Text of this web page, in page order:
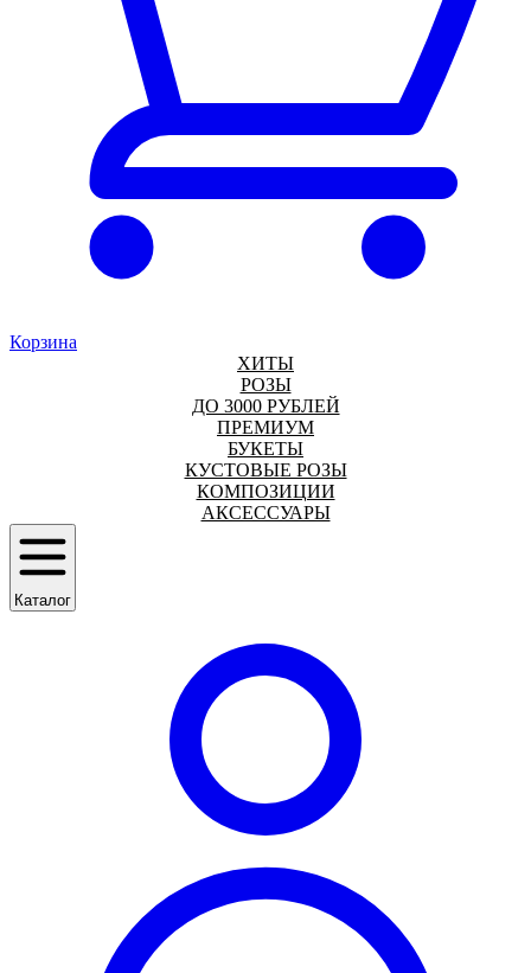
Корзина
ХИТЫ
РОЗЫ
ДО 3000 РУБЛЕЙ
ПРЕМИУМ
БУКЕТЫ
КУСТОВЫЕ РОЗЫ
КОМПОЗИЦИИ
АКСЕССУАРЫ
Каталог